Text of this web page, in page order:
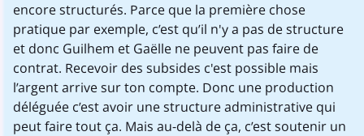
encore structurés. Parce que la première chose
pratique par exemple, c’est qu’il n'y a pas de structure
et donc Guilhem et Gaëlle ne peuvent pas faire de
contrat. Recevoir des subsides c'est possible mais
l’argent arrive sur ton compte. Donc une production
déléguée c’est avoir une structure administrative qui
peut faire tout ça. Mais au-delà de ça, c’est soutenir un